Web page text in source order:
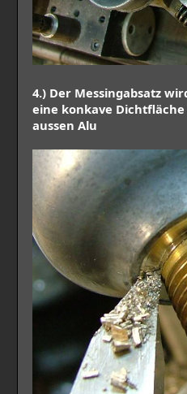
4.) Der Messingabsatz
eine konkave
aussen Alu